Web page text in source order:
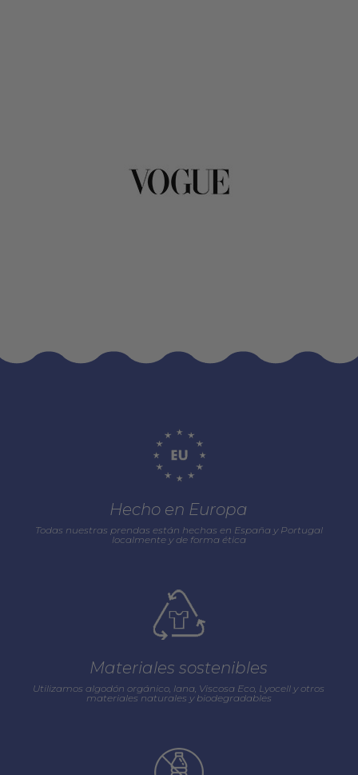
Hecho en Europa
Todas nuestras prendas están hechas en España y Portugal
localmente y de forma ética
Materiales sostenibles
Utilizamos algodón orgánico, lana, Viscosa Eco, Lyocell y otros
materiales naturales y biodegradables